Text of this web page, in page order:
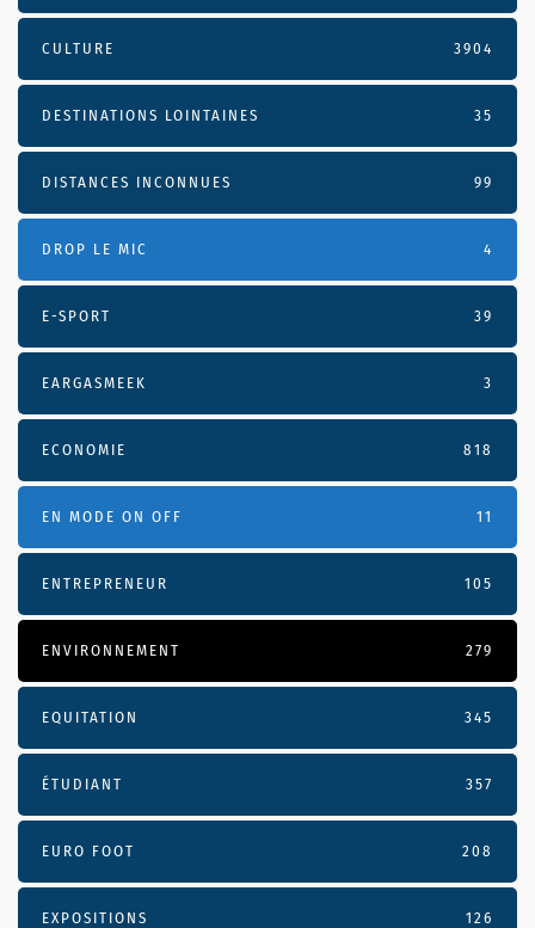
CULTURE 3904
DESTINATIONS LOINTAINES 35
DISTANCES INCONNUES 99
DROP LE MIC 4
E-SPORT 39
EARGASMEEK 3
ECONOMIE 818
EN MODE ON OFF 11
ENTREPRENEUR 105
ENVIRONNEMENT 279
EQUITATION 345
ÉTUDIANT 357
EURO FOOT 208
EXPOSITIONS 126